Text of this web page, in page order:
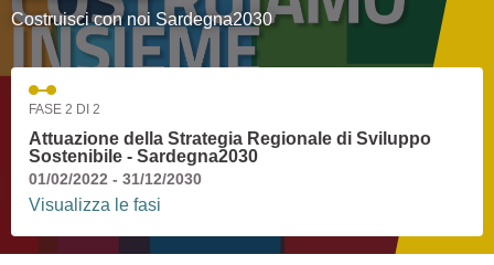
Costruisci con noi Sardegna2030
FASE 2 DI 2
Attuazione della Strategia Regionale di Sviluppo
Sostenibile - Sardegna2030
01/02/2022 - 31/12/2030
Visualizza le fasi